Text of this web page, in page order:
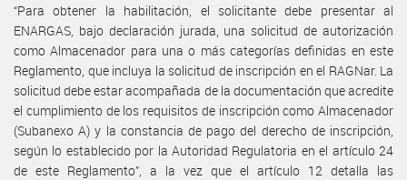
“Para obtener la habilitación, el solicitante debe presentar al
ENARGAS, bajo declaración jurada, una solicitud de autorización
como Almacenador para una o más categorías definidas en este
Reglamento, que incluya la solicitud de inscripción en el RAGNar. La
solicitud debe estar acompañada de la documentación que acredite
el cumplimiento de los requisitos de inscripción como Almacenador
(Subanexo A) y la constancia de pago del derecho de inscripción,
según lo establecido por la Autoridad Regulatoria en el artículo 24
de este Reglamento”, a la vez que el artículo 12 detalla las